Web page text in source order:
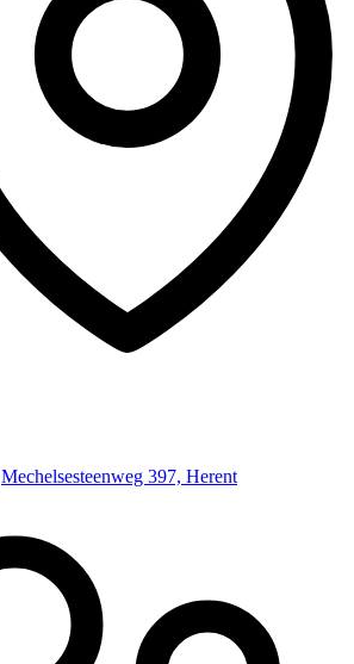
Mechelsesteenweg 397, Herent